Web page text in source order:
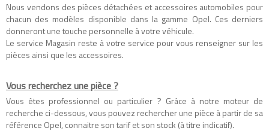
Nous vendons des pièces détachées etaccessoires automobiles pour
chacun des modèles disponible dans la gamme Opel. Ces derniers
donneront une touche personnelle à votre véhicule.
Le service Magasin reste à votre service pour vous renseigner sur les
pièces ainsi que les accessoires.
Vous recherchez une pièce ?
Vous êtes professionnel ou particulier ? Grâce à notre moteur de
recherche ci-dessous, vous pouvez rechercher une pièce à partir de sa
référence Opel, connaitre son tarif et son stock (à titre indicatif).